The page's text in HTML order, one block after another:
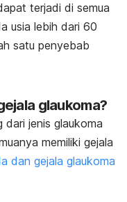
terjadi di semua
usia lebih dari 60
satu penyebab
glaukoma?
jenis glaukoma
memiliki gejala
dan gejala glaukoma